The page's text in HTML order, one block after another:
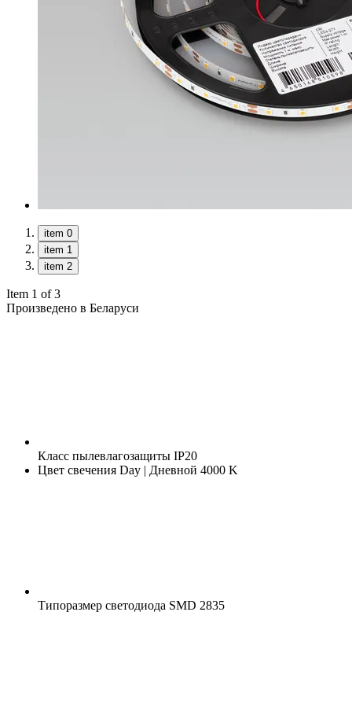
item 0
item 1
item 2
Item 1 of 3
Произведено в Беларуси
Класс пылевлагозащиты IP20
Цвет свечения Day | Дневной 4000 K
Типоразмер светодиода SMD 2835